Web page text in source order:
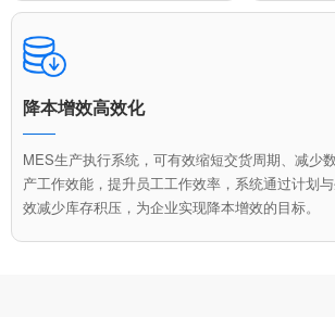
降本增效高效化
MES生产执行系统，可有效缩短交货周期、减少
产工作效能，提升员工工作效率，系统通过计划
效减少库存积压，为企业实现降本增效的目标。